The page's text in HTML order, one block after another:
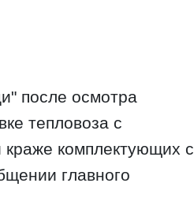
после осмотра
тепловоза с
комплектующих с
главного